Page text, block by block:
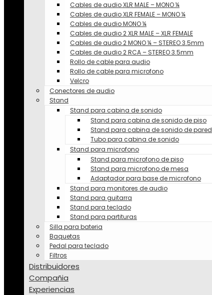
Cables de audio XLR MALE – MONO ¼
Cables de audio XLR FEMALE – MONO ¼
Cables de audio MONO ¼
Cables de audio 2 XLR MALE – XLR FEMALE
Cables de audio 2 MONO ¼ – STEREO 3.5mm
Cables de audio 2 RCA – STEREO 3.5mm
Rollo de cable para audio
Rollo de cable para microfono
Velcro
Conectores de audio
Stand
Stand para cabina de sonido
Stand para cabina de sonido de piso
Stand para cabina de sonido de pared
Tubo para cabina de sonido
Stand para microfono
Stand para microfono de piso
Stand para microfono de mesa
Adaptador para base de microfono
Stand para monitores de audio
Stand para guitarra
Stand para teclado
Stand para partituras
Silla para bateria
Baquetas
Pedal para teclado
Filtros
Distribuidores
Compañia
Experiencias